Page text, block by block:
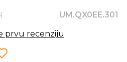
UM.QX0EE.301
prvu recenziju